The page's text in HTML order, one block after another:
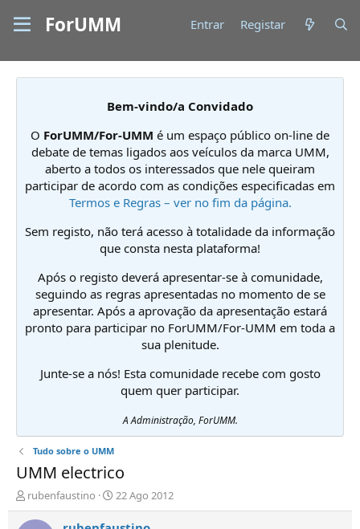
ForUMM Entrar Registar
Bem-vindo/a Convidado
O ForUMM/For-UMM é um espaço público on-line de
debate de temas ligados aos veículos da marca UMM,
aberto a todos os interessados que nele queiram
participar de acordo com as condições especificadas em
Termos e Regras – ver no fim da página.
Sem registo, não terá acesso à totalidade da informação
que consta nesta plataforma!
Após o registo deverá apresentar-se à comunidade,
seguindo as regras apresentadas no momento de se
apresentar. Após a aprovação da apresentação estará
pronto para participar no ForUMM/For-UMM em toda a
sua plenitude.
Junte-se a nós! Esta comunidade recebe com gosto
quem quer participar.
A Administração, ForUMM.
Tudo sobre o UMM
UMM electrico
I
n
i
rubenfaustino
D
a
t
22 Ago 2012